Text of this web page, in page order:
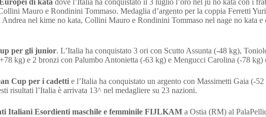
di kata dove l’Italia ha conquistato il 3 luglio l’oro nel ju no kata con i
Mauro e Rondinini Tommaso. Medaglia d’argento per la coppia Ferretti
nel kime no kata, Collini Mauro e Rondinini Tommaso nel nage no
per gli junior. L’Italia ha conquistato 3 ori con Scutto Assunta (-48 kg),
kg) e 2 bronzi con Palumbo Antonietta (-63 kg) e Mengucci Carolina (-78 kg)
Cup per i cadetti e l’Italia ha conquistato un argento con Massimetti Gaia (-
risultati l’Italia è arrivata 13^ nel medagliere su 23 nazioni.
Italiani Esordienti maschile e femminile FIJLKAM a Ostia (RM) al